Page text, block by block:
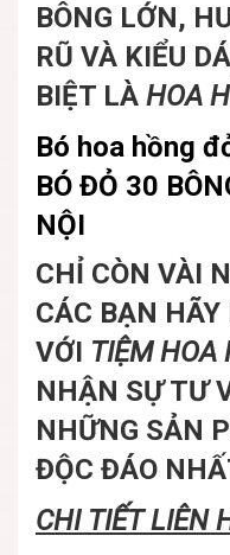
BÔNG LỚN,
RŨ VÀ KIỂU
BIỆT LÀ HOA
Bó hoa hồng
BÓ ĐỎ 30
NỘI
CHỈ CÒN VÀI
CÁC BẠN
VỚI TIỆM HOA
NHẬN SỰ TƯ
NHỮNG SẢN
ĐỘC ĐÁO
CHI TIẾT LIÊN